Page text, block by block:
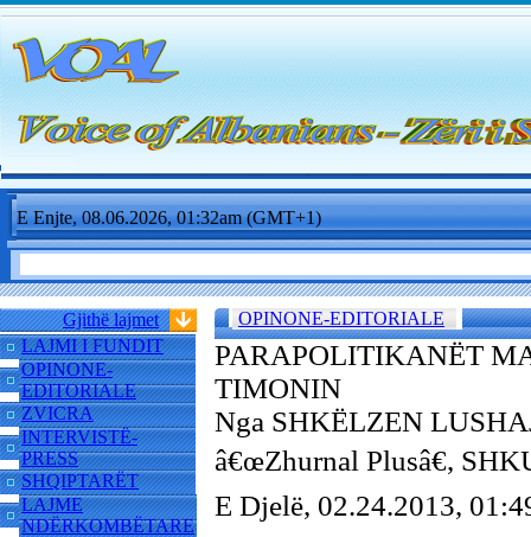
E Enjte, 08.06.2026, 01:32am (GMT+1)
Gjithë lajmet
LAJMI I FUNDIT
OPINONE-
EDITORIALE
ZVICRA
INTERVISTË-
PRESS
SHQIPTARËT
LAJME
NDËRKOMBËTARE
OPINONE-EDITORIALE
PARAPOLITIKANËT
TIMONIN
Nga SHKËLZEN
â€œZhurnal Plusâ€,
E Djelë, 02.24.2013,